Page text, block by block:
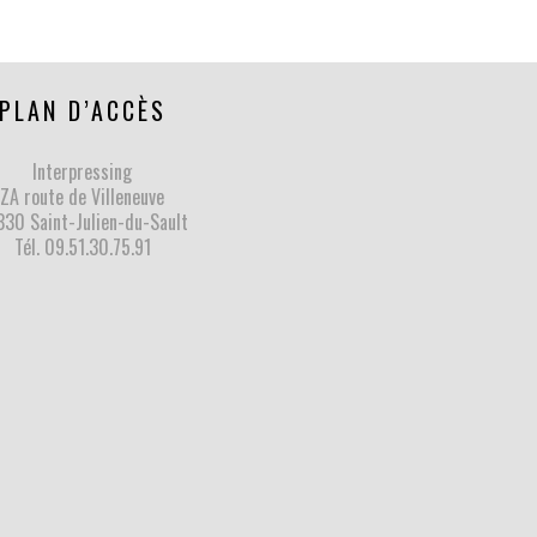
D’ACCÈS
Interpressing
ZA route de Villeneuve
Saint-Julien-du-Sault
Tél.09.51.30.75.91